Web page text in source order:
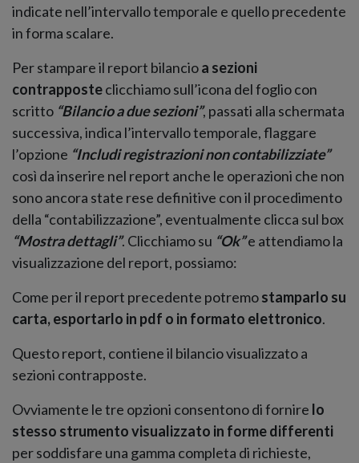
indicate nell’intervallo temporale e quello precedente
in forma scalare.
Per stampare il report bilancioa sezioni
contrapposteclicchiamo sull’icona del foglio con
scritto “Bilancio a due sezioni”, passati alla schermata
successiva, indica l’intervallo temporale, flaggare
l’opzione “Includi registrazioni non contabilizziate”
così da inserire nel report anche le operazioni che non
sono ancora state rese definitive con il procedimento
della “contabilizzazione”, eventualmente clicca sul box
“Mostra dettagli”. Clicchiamo su “Ok”e attendiamo la
visualizzazione del report, possiamo:
Come per il report precedente potremostamparlo su
carta, esportarlo in pdf o in formato elettronico.
Questo report, contiene il bilancio visualizzato a
sezioni contrapposte.
Ovviamente le tre opzioni consentono di fornire lo
stesso strumento visualizzato in forme differenti
per soddisfare una gamma completa di richieste,